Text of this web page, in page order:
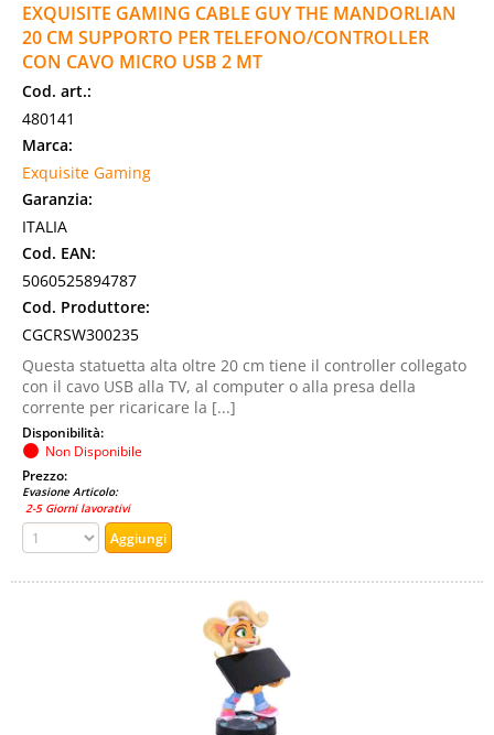
EXQUISITE GAMING CABLE GUY THE MANDORLIAN
20 CM SUPPORTO PER TELEFONO/CONTROLLER
CON CAVO MICRO USB 2 MT
Cod. art.:
480141
Marca:
Exquisite Gaming
Garanzia:
ITALIA
Cod. EAN:
5060525894787
Cod. Produttore:
CGCRSW300235
Questa statuetta alta oltre 20 cm tiene il controller collegato
con il cavo USB alla TV, al computer o alla presa della
corrente per ricaricare la [...]
Disponibilità:
Non Disponibile
Prezzo:
Evasione Articolo:
2-5 Giorni lavorativi